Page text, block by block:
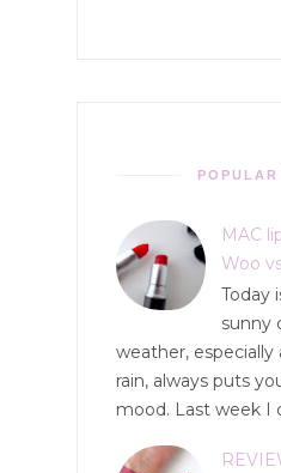
MAC
Woo
Today
sunny
weather,
rain, always puts
mood. Last week I